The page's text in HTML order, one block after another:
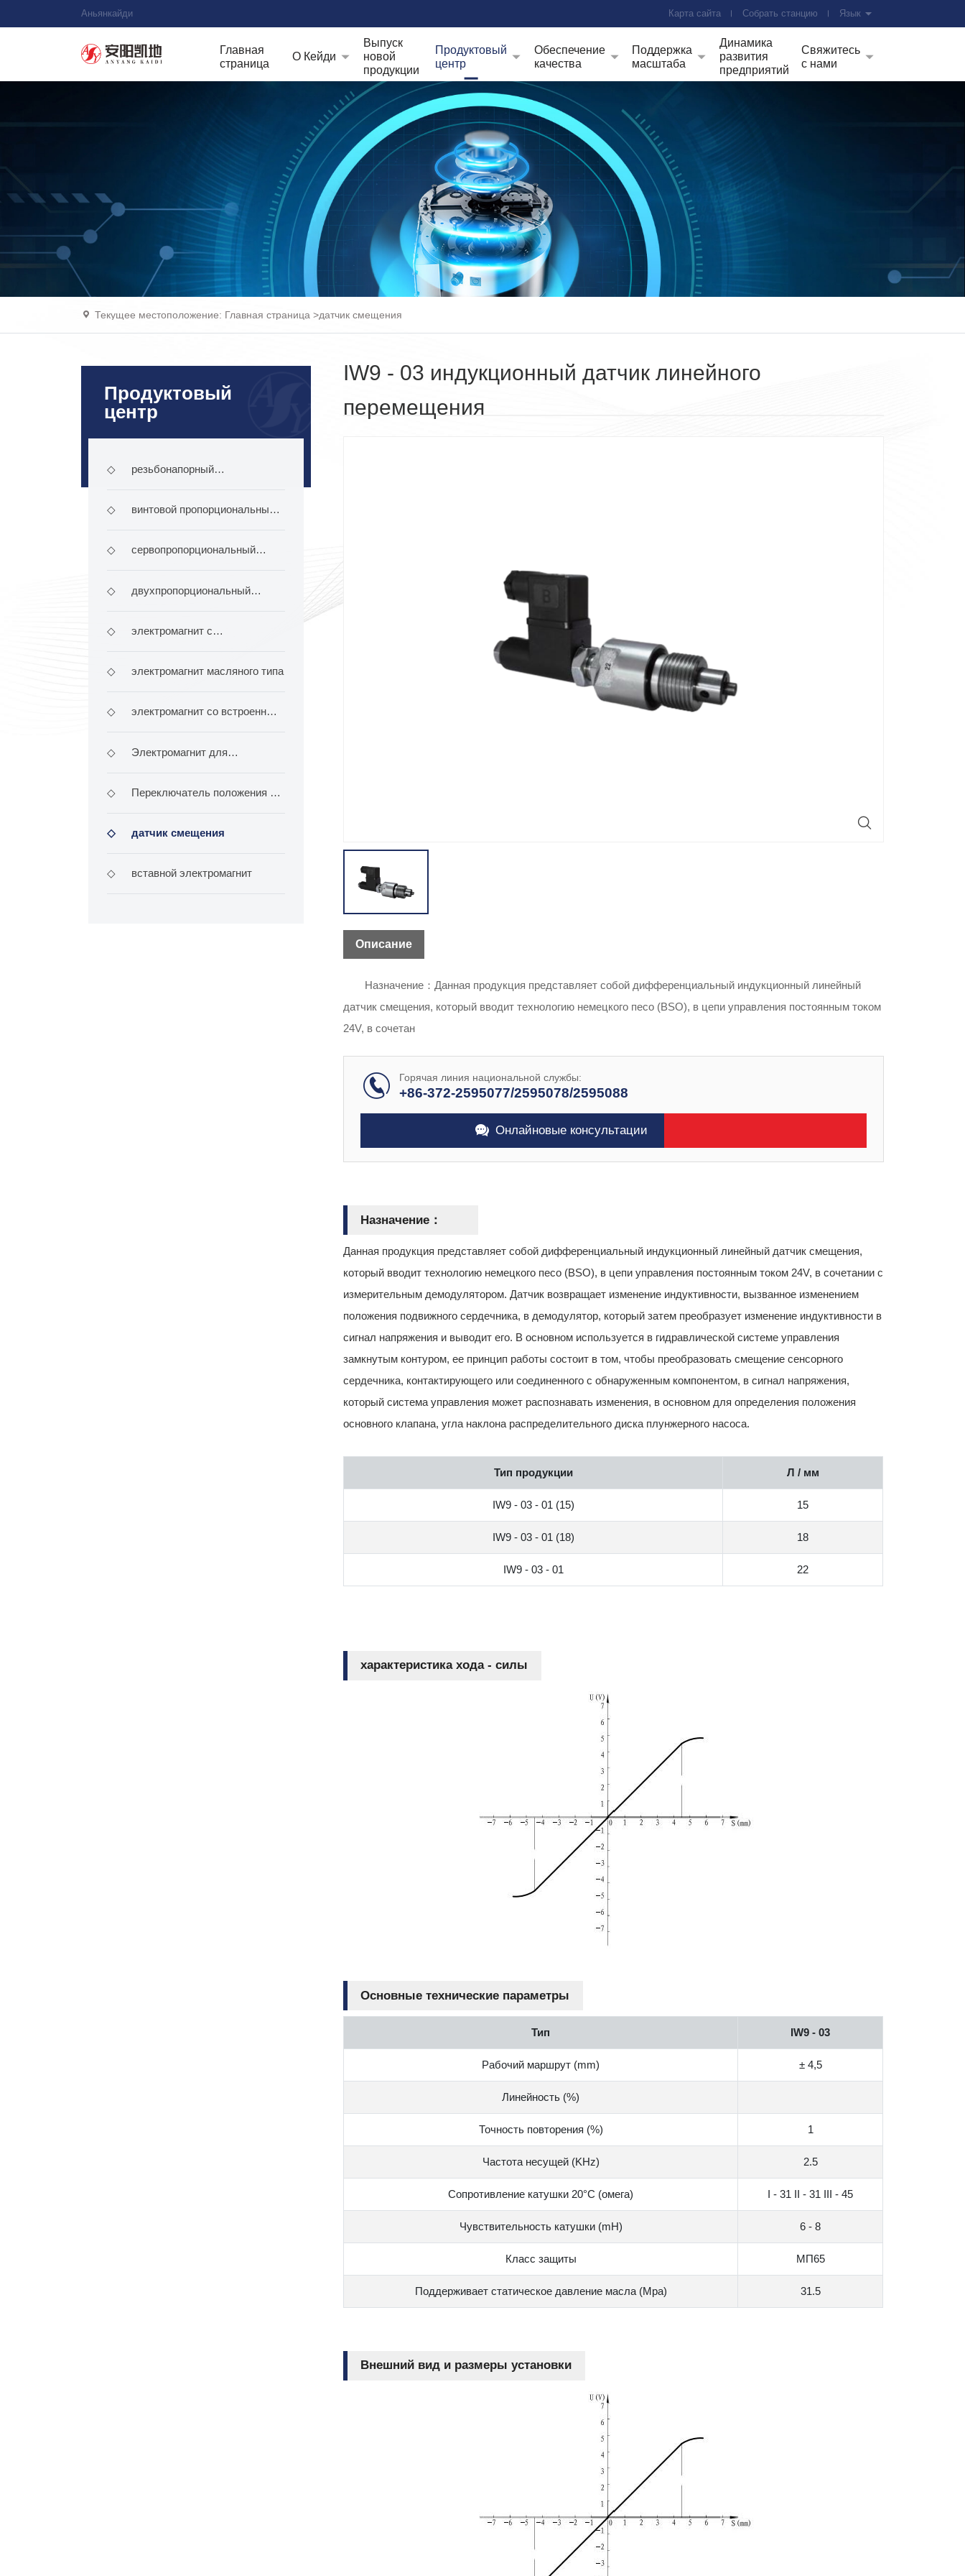
Аньянкайди Карта сайта Собрать станцию Язык
Главная
страница
О Кейди
Выпуск
новой
продукции
Продуктовый
центр
Обеспечение
качества
Поддержка
масштаба
Динамика
развития
предприятий
Свяжитесь
с нами
Текущее местоположение: Главная страница >датчик смещения
Продуктовый
центр
◇ резьбонапорный
электромагнит
◇ винтовой пропорциональный
электромагнит
◇ сервопропорциональный
электромагнит
◇ двухпропорциональный
электромагнит
◇ электромагнит с
переключателем типа & lt; & lt; Ла
◇ электромагнит масляного типа
◇ электромагнит со встроенным
модулем
◇ Электромагнит для
взрывостойких гидравлических кла
◇ Переключатель положения G
- QM
◇ датчик смещения
◇ вставной электромагнит
IW9 - 03 индукционный датчик линейного
перемещения
Описание
Назначение：Данная продукция представляет собой дифференциальный индукционный линейный
датчик смещения, который вводит технологию немецкого песо (BSO), в цепи управления постоянным током
24V, в сочетан
Горячая линия национальной службы:
+86-372-2595077/2595078/2595088
Онлайновые консультации
Назначение：
Данная продукция представляет собой дифференциальный индукционный линейный датчик смещения,
который вводит технологию немецкого песо (BSO), в цепи управления постоянным током 24V, в сочетании с
измерительным демодулятором. Датчик возвращает изменение индуктивности, вызванное изменением
положения подвижного сердечника, в демодулятор, который затем преобразует изменение индуктивности в
сигнал напряжения и выводит его. В основном используется в гидравлической системе управления
замкнутым контуром, ее принцип работы состоит в том, чтобы преобразовать смещение сенсорного
сердечника, контактирующего или соединенного с обнаруженным компонентом, в сигнал напряжения,
который система управления может распознавать изменения, в основном для определения положения
основного клапана, угла наклона распределительного диска плунжерного насоса.
Тип продукции Л / мм
IW9 - 03 - 01 (15) 15
IW9 - 03 - 01 (18) 18
IW9 - 03 - 01 22
характеристика хода - силы
Основные технические параметры
Тип IW9 - 03
Рабочий маршрут (mm) ± 4,5
Линейность (%)
Точность повторения (%) 1
Частота несущей (KHz) 2.5
Сопротивление катушки 20°C (омега) I - 31 II - 31 III - 45
Чувствительность катушки (mH) 6 - 8
Класс защиты МП65
Поддерживает статическое давление масла (Mpa) 31.5
Внешний вид и размеры установки